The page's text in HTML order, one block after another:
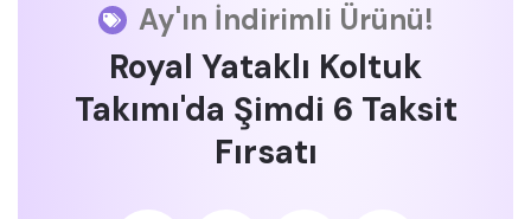
Ay'ın İndirimli Ürünü!
Royal Yataklı Koltuk
Takımı'da Şimdi 6 Taksit
Fırsatı